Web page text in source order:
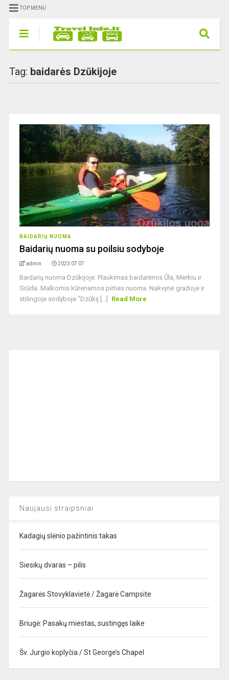
TOP MENU
Tag: baidarės Dzūkijoje
BAIDARIŲ NUOMA
Baidarių nuoma su poilsiu sodyboje
admin 2023 07 07
Baidarių nuoma Dzūkijoje. Plaukimas baidarėmis Ūla, Merkiu ir
Grūda. Malkomis kūrenamos pirties nuoma. Nakvynė gražioje ir
stilingoje sodyboje "Dzūkij [...]
Read More
Naujausi straipsniai
Kadagių slėnio pažintinis takas
Siesikų dvaras – pilis
Žagarės Stovyklavietė / Žagarė Campsite
Briugė: Pasakų miestas, sustingęs laike
Šv. Jurgio koplyčia / St George’s Chapel